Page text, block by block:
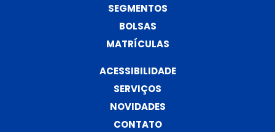
SEGMENTOS
BOLSAS
MATRÍCULAS
ACESSIBILIDADE
SERVIÇOS
NOVIDADES
CONTATO